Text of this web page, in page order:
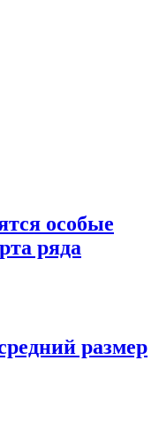
особые
ряда
размер